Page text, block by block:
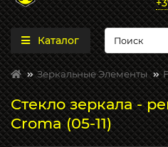
Каталог
Зеркальные Элементы
Стекло зеркала -
Croma (05-11)